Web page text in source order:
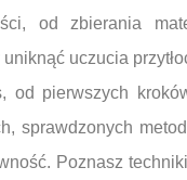
od zbierania
uczucia
od pierwszych
sprawdzonych
Poznasz